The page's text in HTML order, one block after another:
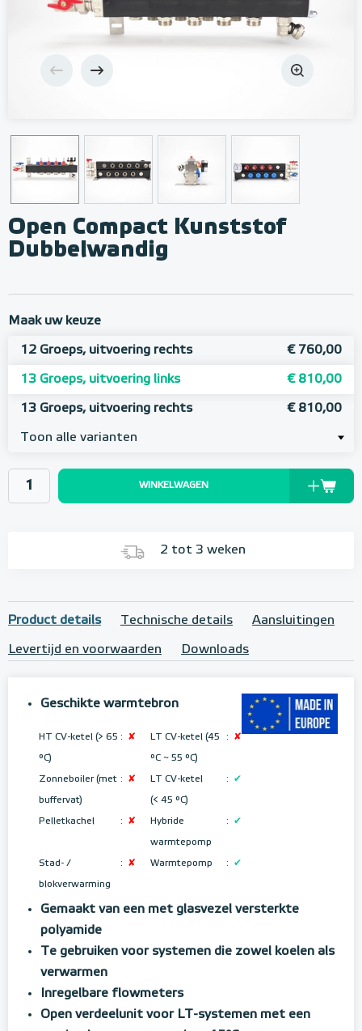
Open Compact Kunststof
Dubbelwandig
Maak uw keuze
12 Groeps, uitvoering rechts € 760,00
13 Groeps, uitvoering links € 810,00
13 Groeps, uitvoering rechts € 810,00
Toon alle varianten
WINKELWAGEN
2 tot 3 weken
Product details Technische details Aansluitingen
Levertijd en voorwaarden Downloads
Geschikte warmtebron
HT CV-ketel (> 65
°C)
: ✘ LT CV-ketel (45
°C ~ 55 °C)
: ✘
Zonneboiler (met
buffervat)
: ✘ LT CV-ketel
(< 45 °C)
: ✔
Pelletkachel : ✘ Hybride
warmtepomp
: ✔
Stad- /
blokverwarming
: ✘ Warmtepomp : ✔
Gemaakt van een met glasvezel versterkte
polyamide
Te gebruiken voor systemen die zowel koelen als
verwarmen
Inregelbare flowmeters
Open verdeelunit voor LT-systemen met een